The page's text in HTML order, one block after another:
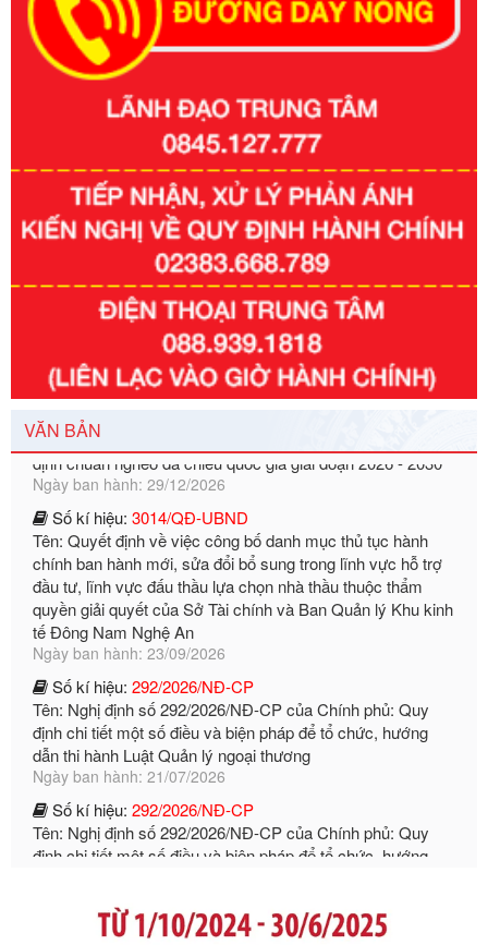
VĂN BẢN
Số kí hiệu:351/2025/NĐ-CP
Tên: Nghị định số 351/2025/NĐ-CP của Chính phủ: Quy
định chuẩn nghèo đa chiều quốc gia giai đoạn 2026 - 2030
Ngày ban hành: 29/12/2026
Số kí hiệu:3014/QĐ-UBND
Tên: Quyết định về việc công bố danh mục thủ tục hành
chính ban hành mới, sửa đổi bổ sung trong lĩnh vực hỗ trợ
đầu tư, lĩnh vực đấu thầu lựa chọn nhà thầu thuộc thẩm
quyền giải quyết của Sở Tài chính và Ban Quản lý Khu kinh
tế Đông Nam Nghệ An
Ngày ban hành: 23/09/2026
Số kí hiệu:292/2026/NĐ-CP
Tên: Nghị định số 292/2026/NĐ-CP của Chính phủ: Quy
định chi tiết một số điều và biện pháp để tổ chức, hướng
dẫn thi hành Luật Quản lý ngoại thương
Ngày ban hành: 21/07/2026
Số kí hiệu:292/2026/NĐ-CP
Tên: Nghị định số 292/2026/NĐ-CP của Chính phủ: Quy
định chi tiết một số điều và biện pháp để tổ chức, hướng
dẫn thi hành Luật Quản lý ngoại thương
Ngày ban hành: 21/07/2026
Tên: Thông tư số 105/2026/TT-BTC của Bộ Tài chính: Bãi
bỏ Thông tư số 87/2019/TT- BТC ngày 19 tháng 12 năm